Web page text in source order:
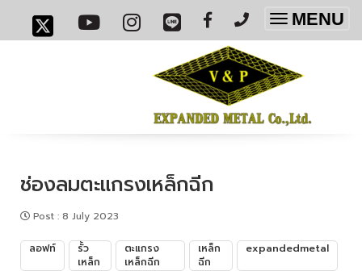
Toggle
MENU
ช่องลมตะแกรงเหล็กฉีก
Post : 8 July 2023
ลอฟท์
รั้ว
เหล็ก
ตะแกรง
เหล็กฉีก
เหล็ก
ฉีก
expandedmetal